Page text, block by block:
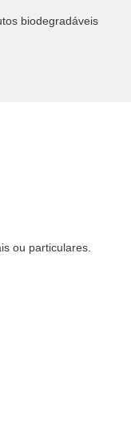
biodegradáveis
ou particulares.